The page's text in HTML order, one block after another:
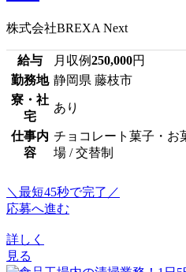
株式会社BREXA Next
給与 月収例250,000円
勤務地 静岡県 藤枝市
寮・社
宅
あり
仕事内
容
チョコレート菓子・お
場 / 交替制
＼最短45秒で完了／
応募へ進む
詳しく
見る